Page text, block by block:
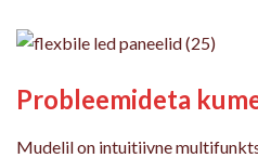
Probleemideta
Mudelil on intuitiivne